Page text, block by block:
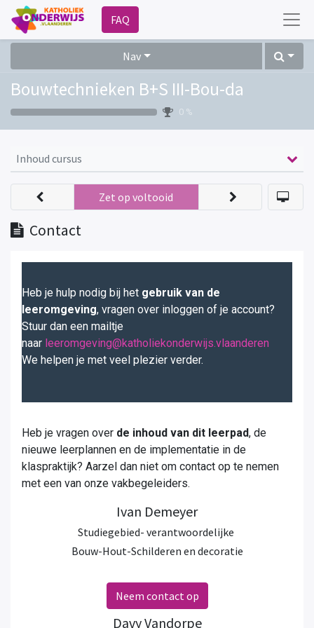
FAQ
Nav
Bouwtechnieken B+S III-Bou-da
0 %
Inhoud cursus
Contact
Zet op voltooid
Heb je hulp nodig bij het gebruik van de
leeromgeving, vragen over inloggen of je account?
Stuur dan een mailtje
naar leeromgeving@katholiekonderwijs.vlaanderen
We helpen je met veel plezier verder.
Heb je vragen over de inhoud van dit leerpad, de
nieuwe leerplannen en de implementatie in de
klaspraktijk? Aarzel dan niet om contact op te nemen
met een van onze vakbegeleiders.
Ivan Demeyer
Studiegebied- verantwoordelijke
Bouw-Hout-Schilderen en decoratie
Neem contact op
Davy Vandorpe